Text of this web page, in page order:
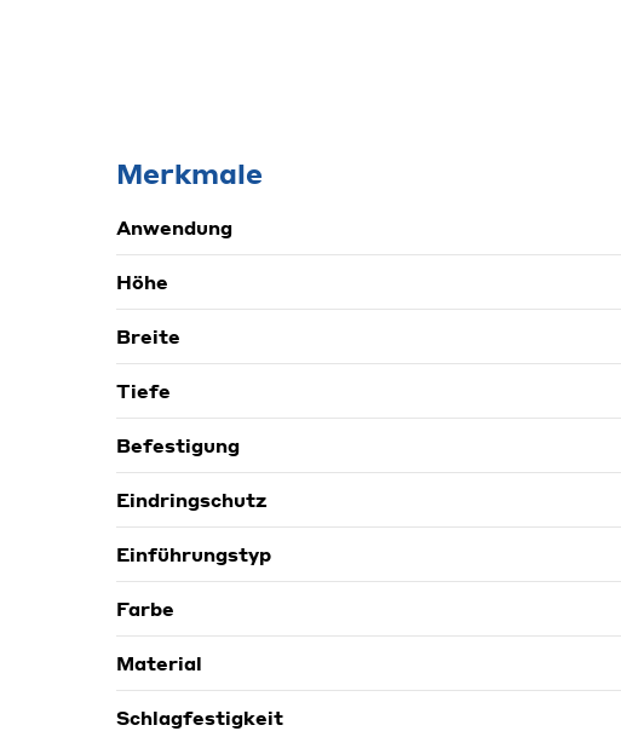
Merkmale
Anwendung
Höhe
Breite
Tiefe
Befestigung
Eindringschutz
Einführungstyp
Farbe
Material
Schlagfestigkeit